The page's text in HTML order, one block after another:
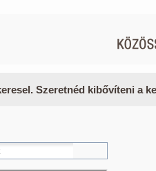
Szeretnéd kibővíteni a